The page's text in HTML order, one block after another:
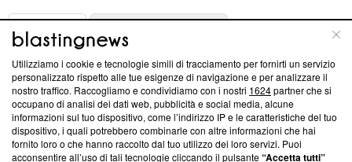
ABOUT
Questa sezione offre informazioni trasparenti su Blasting
News, sui nostri processi editoriali e su come ci impegniamo a
creare news di qualità. Inoltre, afferma la nostra aderenza a
‘Trust Project - News with Integrity’Blasting News non è
ancora membro del programma, ma ha richiesto di farne
parte; Trust Project non ha ancora effettuato una verifica di
Utilizziamo i cookie e tecnologie simili di tracciamento per fornirti un servizio
personalizzato rispetto alle tue esigenze di navigazione e per analizzare il
nostro traffico. Raccogliamo e condividiamo con i nostri 1624partner che si
occupano di analisi dei dati web, pubblicità e social media, alcune
informazioni sul tuo dispositivo, come l’indirizzo IP e le caratteristiche del tuo
dispositivo, i quali potrebbero combinarle con altre informazioni che hai
fornito loro o che hanno raccolto dal tuo utilizzo dei loro servizi. Puoi
acconsentire all’uso di tali tecnologie cliccando il pulsante“Accetta tutti”